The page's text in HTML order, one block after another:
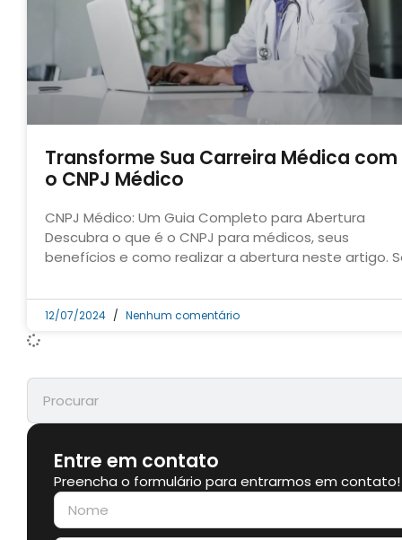
Transforme Sua Carreira Médica com
o CNPJ Médico
CNPJ Médico: Um Guia Completo para Abertura
Descubra o que é o CNPJ para médicos, seus
benefícios e como realizar a abertura neste artigo.
12/07/2024 Nenhum comentário
Entre em contato
Preencha o formulário para entrarmos em contato!